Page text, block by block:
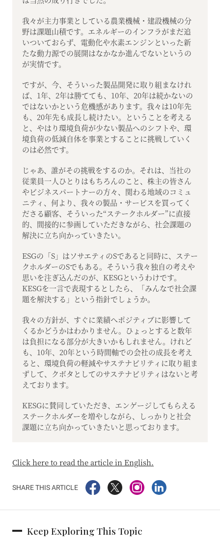
我々が主力事業としている農業機械・建設機械の分
野は課題山積です。エネルギーのインフラがまだ追
いついておらず、電動化や水素エンジンといった新
たな動力源での展開はなかなか進んでないというの
が実情です。
ですが、今、そういった製品開発に取り組まなけれ
ば、1年、2年は勝てても、10年、20年は続かないの
ではないかという危機感があります。我々は10年先
も、20年先も成長し続けたい。ということを考える
と、やはり環境負荷が少ない製品へのシフトや、環
境負荷の低減自体を事業とすることに挑戦していく
のは必然です。
じゃあ、誰がその挑戦をするのか。それは、当社の
従業員一人ひとりはもちろんのこと、株主の皆さん
やビジネスパートナーの方々、関わる地域のコミュ
ニティ、何より、我々の製品・サービスを買ってく
ださる顧客、そういった“ステークホルダー”に直接
的、間接的に参画していただきながら、社会課題の
解決に立ち向かっていきたい。
ESGの「S」はソサエティのSであると同時に、ステー
クホルダーのSでもある。そういう我々独自の考えや
思いを注ぎ込んだのが、KESGというわけです。
KESGを一言で表現するとしたら、「みんなで社会課
題を解決する」という指針でしょうか。
我々の方針が、すぐに業績へポジティブに影響して
くるかどうかはわかりません。ひょっとすると数年
は負担になる部分が大きいかもしれません。けれど
も、10年、20年という時間軸での会社の成長を考え
ると、環境負荷の軽減やサステナビリティに取り組ま
ずして、クボタとしてのサステナビリティはないと考
えております。
KESGに賛同していただき、エンゲージしてもらえる
ステークホルダーを増やしながら、しっかりと社会
課題に立ち向かっていきたいと思っております。
Click here to read the article in English.
SHARE THIS ARTICLE
Keep Exploring This Topic